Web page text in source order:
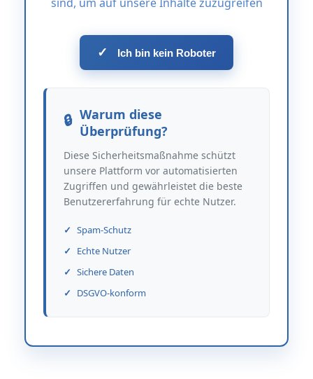
✓ Ich bin kein Roboter
Warum diese
Überprüfung?
Diese Sicherheitsmaßnahme schützt
unsere Plattform vor automatisierten
Zugriffen und gewährleistet die beste
Benutzererfahrung für echte Nutzer.
Spam-Schutz
Echte Nutzer
Sichere Daten
DSGVO-konform